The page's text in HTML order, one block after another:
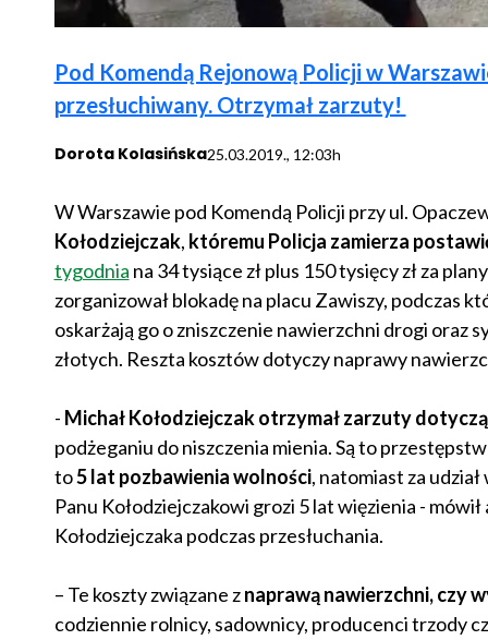
Pod Komendą Rejonową Policji w
przesłuchiwany. Otrzymał zarzuty!
Dorota Kolasińska25.03.2019., 12:03h
W Warszawie pod Komendą Policji przy ul.
Kołodziejczak, któremu Policja zamierza
tygodnia na 34 tysiące zł plus 150 tysięcy zł za
zorganizował blokadę na placu Zawiszy, podczas
oskarżają go o zniszczenie nawierzchni drogi
złotych. Reszta kosztów dotyczy naprawy
- Michał Kołodziejczak otrzymał zarzuty
podżeganiu do niszczenia mienia. Są to
to5 lat pozbawienia wolności, natomiast za
Panu Kołodziejczakowi grozi 5 lat więzienia -
Kołodziejczaka podczas przesłuchania.
– Te koszty związane znaprawą nawierzchni, czy
codziennie rolnicy, sadownicy, producenci trzody